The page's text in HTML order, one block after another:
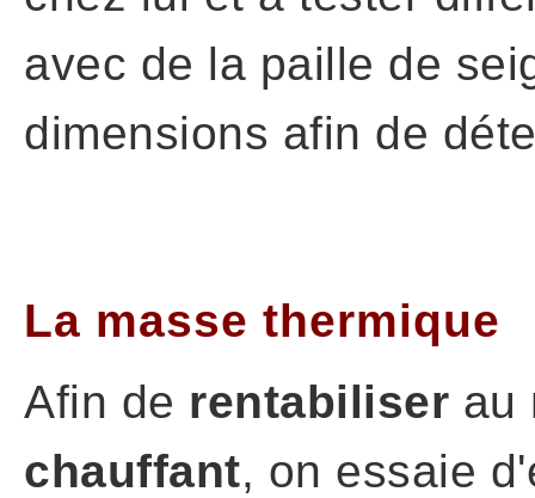
avec de la paille de
dimensions afin de
La masse thermique
Afin de rentabiliser au
chauffant, on essaie